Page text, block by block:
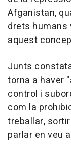
Afganistan,
drets humans
aquest
Junts
torna a haver
control i
com la
treballar,
parlar en veu